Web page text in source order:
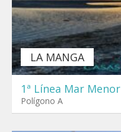
LA MANGA
1ª Línea Mar Menor
Polígono A